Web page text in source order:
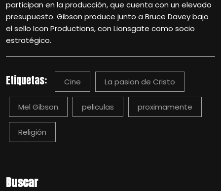
participan en la producción, que cuenta con un elevado
presupuesto. Gibson produce junto a Bruce Davey bajo
el sello Icon Productions, con Lionsgate como socio
estratégico.
Etiquetas: Cine La pasion de Cristo
Mel Gibson peliculas proximamente
Religión
Buscar